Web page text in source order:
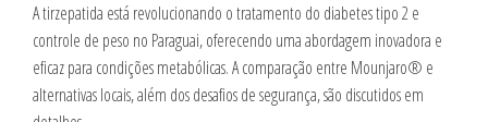
A tirzepatida está revolucionando o tratamento do diabetes tipo 2 e
controle de peso no Paraguai, oferecendo uma abordagem inovadora e
eficaz para condições metabólicas. A comparação entre Mounjaro® e
alternativas locais, além dos desafios de segurança, são discutidos em